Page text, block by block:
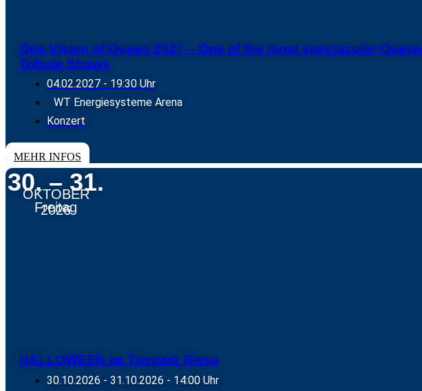
One Vision of Queen 2027 – One of the most spectacular Queen
Tribute Shows
04.02.2027 - 19:30 Uhr
WT Energiesysteme Arena
Konzert
TICKETS
MEHR INFOS
30. – 31.
OKTOBER
2026
Freitag
HALLOWEEN im Tierpark Riesa
30.10.2026 - 31.10.2026 - 14:00 Uhr